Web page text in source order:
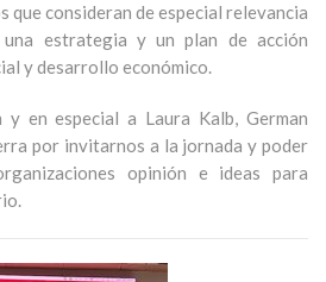
que consideran de especial relevancia
estrategia y un plan de acción
y desarrollo económico.
y en especial a Laura Kalb, German
por invitarnos a la jornada y poder
opinión e ideas para